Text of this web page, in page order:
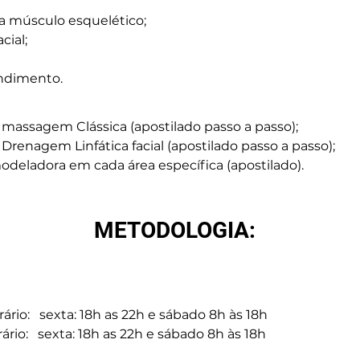
músculo esquelético;
Clássica (apostilado passo a passo);
Linfática facial (apostilado passo a passo);
em cada área específica (apostilado).
METODOLOGIA:
sexta: 18h as 22h e sábado 8h às 18h
sexta: 18h as 22h e sábado 8h às 18h